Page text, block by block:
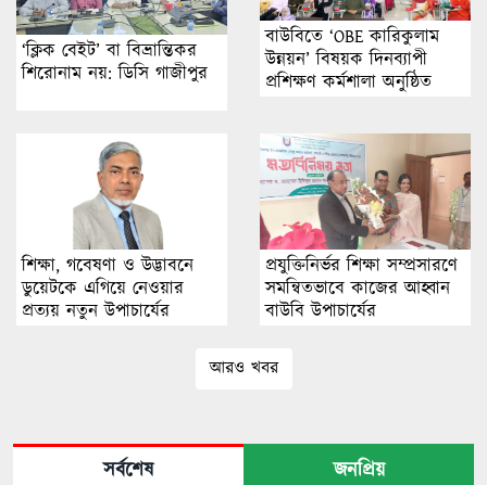
‘ক্লিক বেইট’ বা বিভ্রান্তিকর
শিরোনাম নয়: ডিসি গাজীপুর
বাউবিতে ‘OBE কারিকুলাম
উন্নয়ন’ বিষয়ক দিনব্যাপী
প্রশিক্ষণ কর্মশালা অনুষ্ঠিত
শিক্ষা, গবেষণা ও উদ্ভাবনে
ডুয়েটকে এগিয়ে নেওয়ার
প্রত্যয় নতুন উপাচার্যের
প্রযুক্তিনির্ভর শিক্ষা সম্প্রসারণে
সমন্বিতভাবে কাজের আহ্বান
বাউবি উপাচার্যের
আরও খবর
সর্বশেষ
জনপ্রিয়